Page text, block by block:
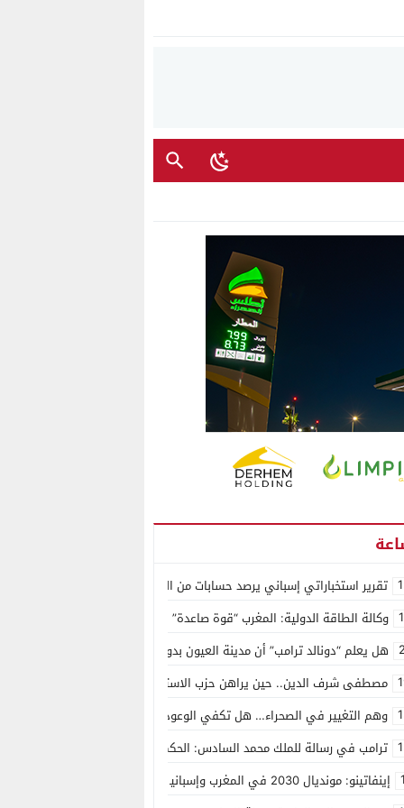
تقرير استخباراتي إسباني يرصد حسابات من الجزائر وأرقاما بـ”213+” ضمن حملة رقمية منظمة حرّضت على اقتحام سبتة
وكالة الطاقة الدولية: المغرب “قوة صاعدة” في سوق المعادن الاستراتيجية
هل يعلم “دونالد ترامب” أن مدينة العيون بدون ماء؟
مصطفى شرف الدين.. حين يراهن حزب الاستقلال على الكفاءة ويمنح الشباب
وهم التغيير في الصحراء… هل تكفي الوعود الفارغة لصناعة الواقع؟
ترامب في رسالة للملك محمد السادس: الحكم الذاتي هو الأساس الوحيد لحل
إينفاتينو: مونديال 2030 في المغرب وإسبانيا والبرتغال سيكون “الأجمل في التاريخ”